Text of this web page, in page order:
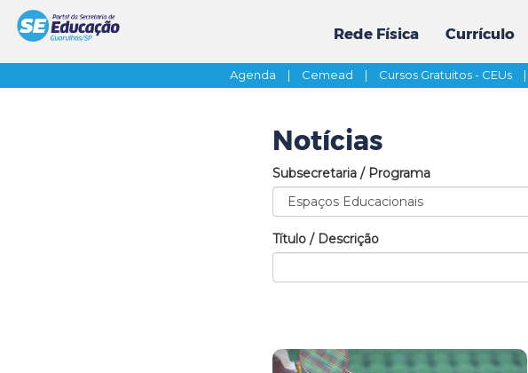
Rede Física Currículo
Agenda | Cemead | Cursos Gratuitos - CEUs |
Notícias
Subsecretaria / Programa
Título / Descrição